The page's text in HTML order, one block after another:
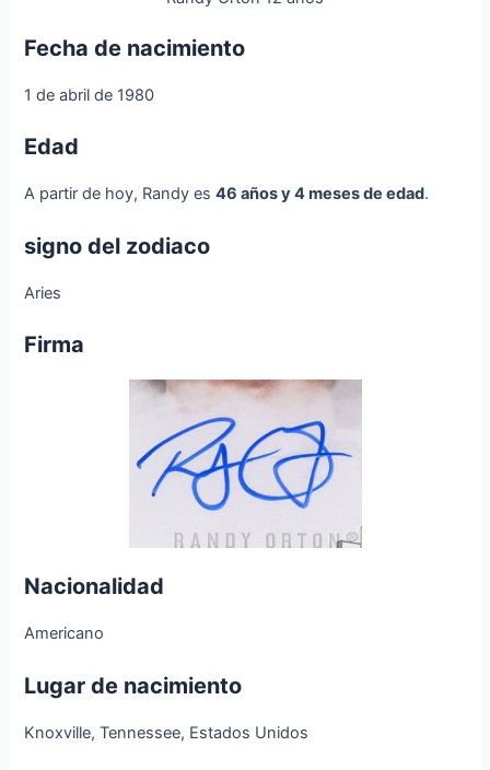
Fecha de nacimiento
1 de abril de 1980
Edad
A partir de hoy, Randy es46 años y 4 meses de edad.
signo del zodiaco
Aries
Firma
Nacionalidad
Americano
Lugar de nacimiento
Knoxville, Tennessee, Estados Unidos